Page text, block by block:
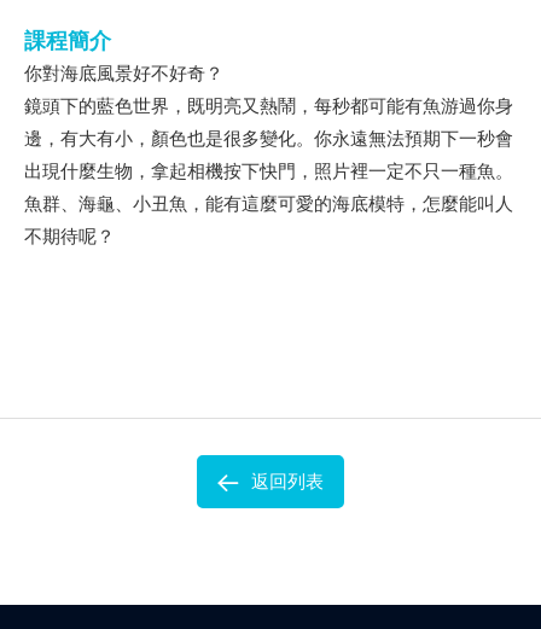
課程簡介
你對海底風景好不好奇？
鏡頭下的藍色世界，既明亮又熱鬧，每秒都可能有魚游過你身
邊，有大有小，顏色也是很多變化。你永遠無法預期下一秒會
出現什麼生物，拿起相機按下快門，照片裡一定不只一種魚。
魚群、海龜、小丑魚，能有這麼可愛的海底模特，怎麼能叫人
不期待呢？
返回列表